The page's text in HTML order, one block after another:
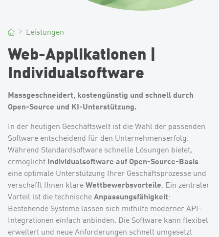
Web-Applikationen |
Individualsoftware
Massgeschneidert, kostengünstig und schnell durch
Open-Source und KI-Unterstützung.
In der heutigen Geschäftswelt ist die Wahl der passenden
Software entscheidend für den Unternehmenserfolg.
Während Standardsoftware schnelle Lösungen bietet,
ermöglicht Individualsoftware auf Open-Source-Basis
eine optimale Unterstützung Ihrer Geschäftsprozesse und
verschafft Ihnen klare Wettbewerbsvorteile . Ein zentraler
Vorteil ist die technische Anpassungsfähigkeit:
Bestehende Systeme lassen sich mithilfe moderner API-
Integrationen einfach anbinden. Die Software kann flexibel
erweitert und neue Anforderungen schnell umgesetzt
Leistungen